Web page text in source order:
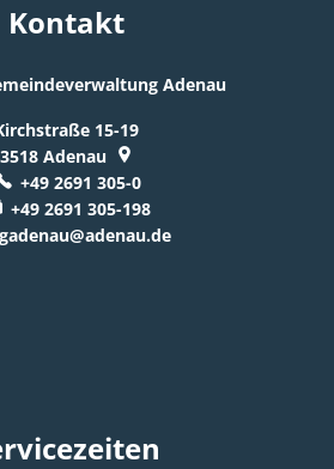
Kontakt
Adenau
15-19
Adenau
+49 2691 305-0
+49 2691 305-198